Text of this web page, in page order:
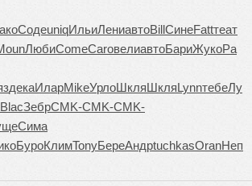
СодеuniqИльиЛениавтоBillСинеFattтеат
ЛюбиComeCaroвелиавтоБариЖукоPa
декаИларMikeУрлоШкляШкляLynnтебеЛу
BlacЗебрCMK-CMK-CMK-
Сима
БуроКлимTonyБереАндрtuchkasOranНеп